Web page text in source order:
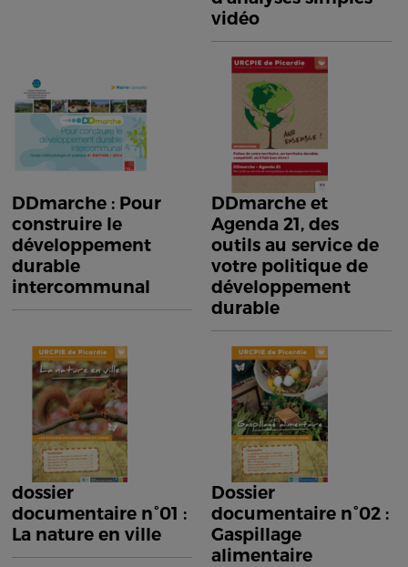
vidéo
DDmarche : Pour
construire le
développement
durable
intercommunal
DDmarche et
Agenda 21, des
outils au service de
votre politique de
développement
durable
dossier
documentaire n°01 :
La nature en ville
Dossier
documentaire n°02 :
Gaspillage
alimentaire